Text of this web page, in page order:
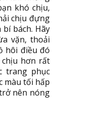
khó chịu,
chịu đựng
bách. Hãy
vặn, thoải
hôi điều đó
chịu hơn rất
trang phục
màu tối hấp
nên nóng